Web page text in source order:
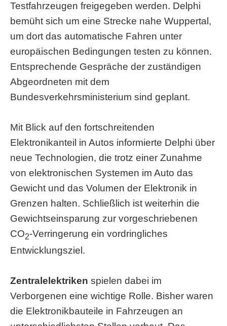
Testfahrzeugen freigegeben werden. Delphi
bemüht sich um eine Strecke nahe Wuppertal,
um dort das automatische Fahren unter
europäischen Bedingungen testen zu können.
Entsprechende Gespräche der zuständigen
Abgeordneten mit dem
Bundesverkehrsministerium sind geplant.
Mit Blick auf den fortschreitenden
Elektronikanteil in Autos informierte Delphi über
neue Technologien, die trotz einer Zunahme
von elektronischen Systemen im Auto das
Gewicht und das Volumen der Elektronik in
Grenzen halten. Schließlich ist weiterhin die
Gewichtseinsparung zur vorgeschriebenen
CO2-Verringerung ein vordringliches
Entwicklungsziel.
Zentralelektriken spielen dabei im
Verborgenen eine wichtige Rolle. Bisher waren
die Elektronikbauteile in Fahrzeugen an